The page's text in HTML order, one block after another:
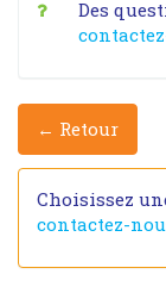
Des
← Retour
Choisissez
contactez-